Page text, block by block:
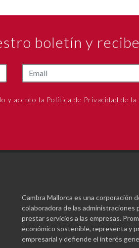
boletín y
y acepto la Política de Privacidad de
Cambra Mallorca es una corporación
colaboradora de las administraciones
prestar servicios a las empresas.
económico sostenible, representa y
empresarial y defiende el interés